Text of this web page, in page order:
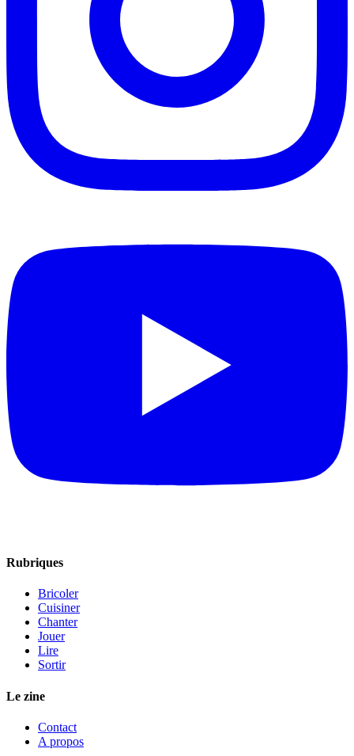
Rubriques
Bricoler
Cuisiner
Chanter
Jouer
Lire
Sortir
Le zine
Contact
A propos